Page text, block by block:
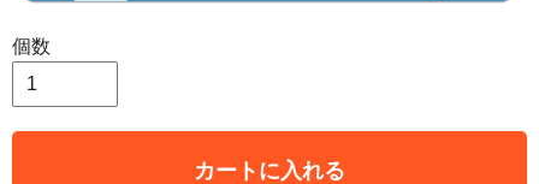
個数
カートに入れる